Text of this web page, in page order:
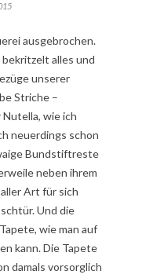
ausgebrochen.
bekritzelt alles und
unserer
Striche –
wie ich
neuerdings schon
Bundstiftreste
neben ihrem
Art für sich
Und die
wie man auf
kann. Die Tapete
damals vorsorglich